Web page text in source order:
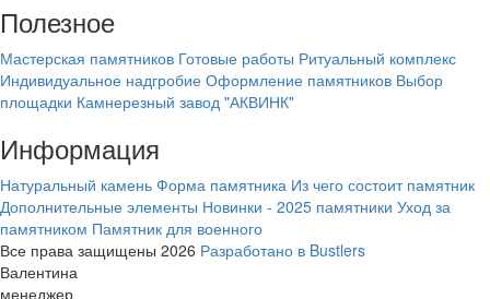
Полезное
Мастерская памятников Готовые работы Ритуальный комплекс
Индивидуальное надгробие Оформление памятников Выбор
площадки Камнерезный завод "АКВИНК"
Информация
Натуральный камень Форма памятника Из чего состоит памятник
Дополнительные элементы Новинки - 2025 памятники Уход за
памятником Памятник для военного
Все права защищены 2026 Разработано в Bustlers
Валентина
менеджер